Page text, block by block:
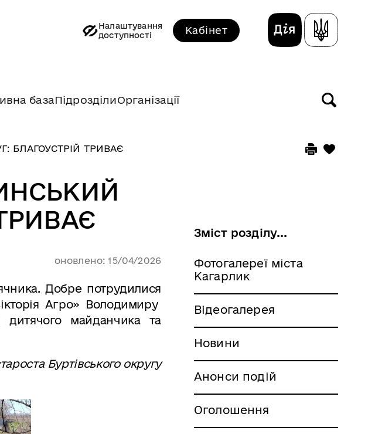
Налаштування
доступності
Кабінет
базаПідрозділиОрганізації
БЛАГОУСТРІЙ ТРИВАЄ
оновлено: 15/04/2026
Добре потрудилися
Агро» Володимиру
дитячого майданчика та
Буртівського округу
Зміст розділу...
Фотогалереї міста
Кагарлик
Відеогалерея
Новини
Анонси подій
Оголошення